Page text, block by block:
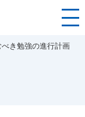
き勉強の進行計画